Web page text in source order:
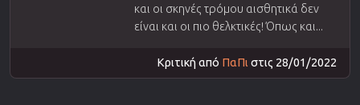
και οι σκηνές τρόμου αισθητικά δεν
είναι και οι πιο θελκτικές! Όπως και...
Κριτική από ΠαΠι στις 28/01/2022